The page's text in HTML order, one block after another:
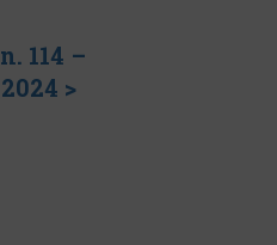
114 –
2024 >